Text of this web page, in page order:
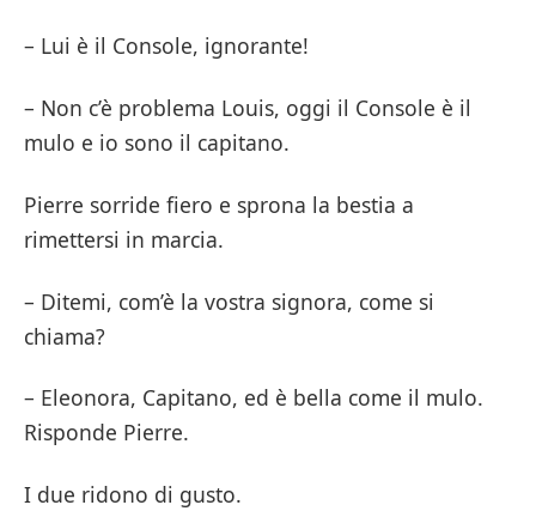
– Lui è il Console, ignorante!
– Non c’è problema Louis, oggi il Console è il
mulo e io sono il capitano.
Pierre sorride fiero e sprona la bestia a
rimettersi in marcia.
– Ditemi, com’è la vostra signora, come si
chiama?
– Eleonora, Capitano, ed è bella come il mulo.
Risponde Pierre.
I due ridono di gusto.